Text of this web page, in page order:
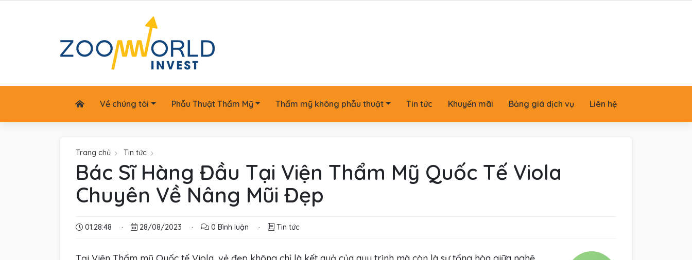
Về chúng tôi Phẫu Thuật Thẩm Mỹ Thẩm mỹ không phẫu thuật Tin tức Khuyến mãi Bảng giá dịch vụ Liên hệ
Trang chủ Tin tức
Bác Sĩ Hàng Đầu Tại Viện Thẩm Mỹ Quốc Tế Viola
Chuyên Về Nâng Mũi Đẹp
01:28:48 · 28/08/2023 · 0 Bình luận · Tin tức